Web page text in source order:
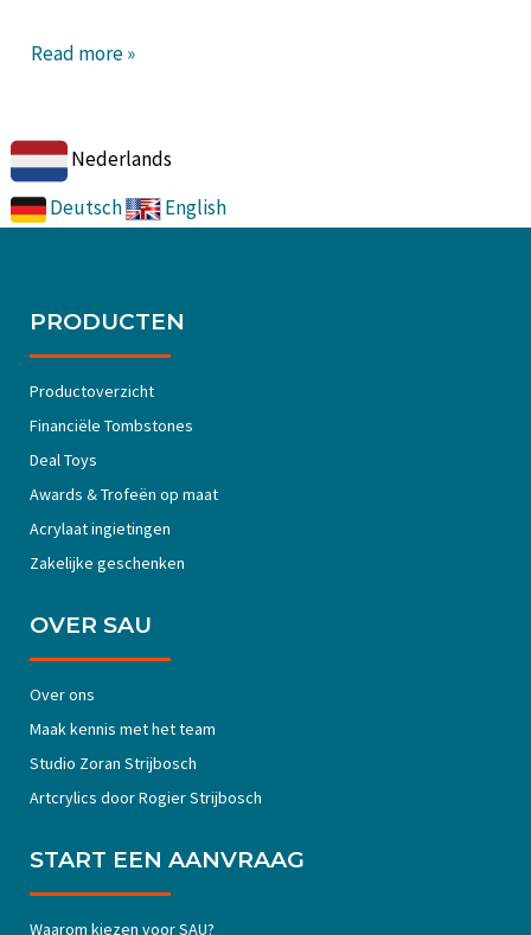
Read more »
Nederlands
Deutsch
English
PRODUCTEN
Productoverzicht
Financiële Tombstones
Deal Toys
Awards & Trofeën op maat
Acrylaat ingietingen
Zakelijke geschenken
OVER SAU
Over ons
Maak kennis met het team
Studio Zoran Strijbosch
Artcrylics door Rogier Strijbosch
START EEN AANVRAAG
Waarom kiezen voor SAU?